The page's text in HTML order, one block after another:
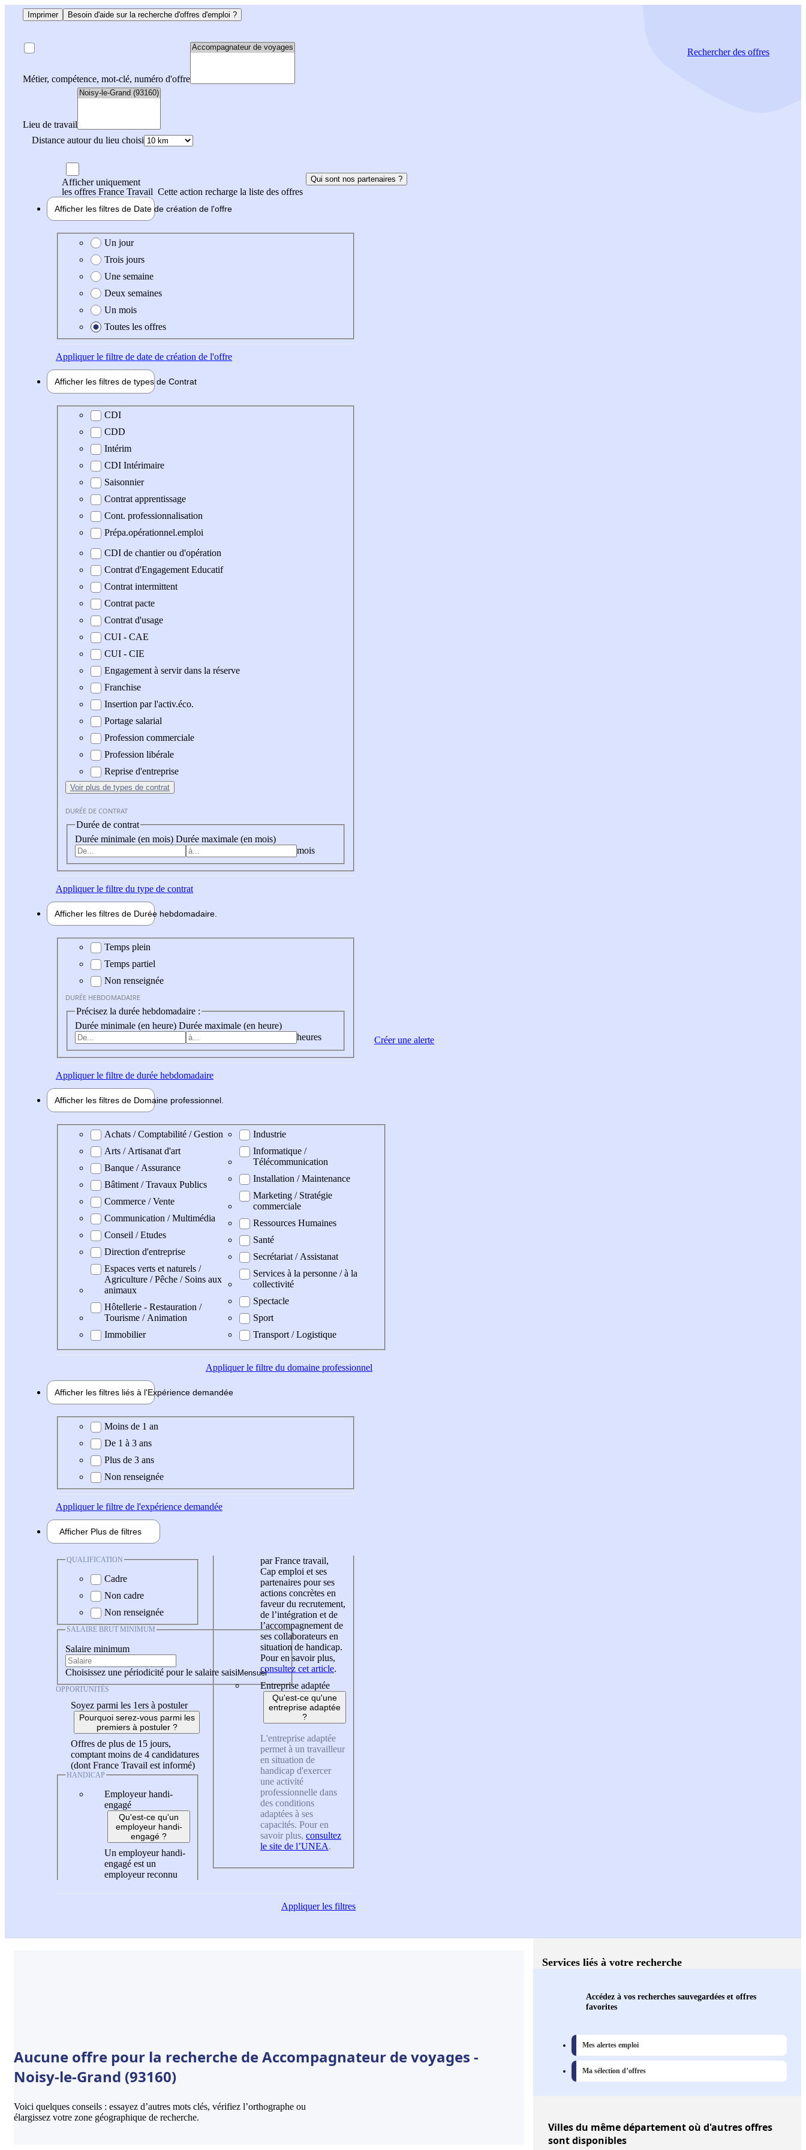
Imprimer Besoin d'aide sur la recherche d'offres d'emploi ?
Métier, compétence, mot-clé, numéro d'offre
Lieu de travail
Distance autour du lieu choisi
Rechercherdes offres
Afficher uniquement
les offres France Travail Cette action recharge la liste des offres
Qui sont nos partenaires ?
Afficher les filtres de Date de création de l'offre
Date de création de l'offre
Un jour
Trois jours
Une semaine
Deux semaines
Un mois
Toutes les offres
Appliquerle filtre de date de création de l'offre
Afficher les filtres de types de Contrat
Type de contrat
CDI
CDD
Intérim
CDI Intérimaire
Saisonnier
Contrat apprentissage
Cont. professionnalisation
Prépa.opérationnel.emploi
CDI de chantier ou d'opération
Contrat d'Engagement Educatif
Contrat intermittent
Contrat pacte
Contrat d'usage
CUI - CAE
CUI - CIE
Engagement à servir dans la réserve
Franchise
Insertion par l'activ.éco.
Portage salarial
Profession commerciale
Profession libérale
Reprise d'entreprise
Voir plus de types de contrat
DURÉE DE CONTRAT
Durée de contrat
Durée minimale (en mois) Durée maximale (en mois)
mois
Appliquerle filtre du type de contrat
Afficher les filtres de Durée hebdomadaire
Durée hebdomadaire
Temps plein
Temps partiel
Non renseignée
DURÉE HEBDOMADAIRE
Précisez la durée hebdomadaire :
Durée minimale (en heure) Durée maximale (en heure)
heures
Appliquerle filtre de durée hebdomadaire
Afficher les filtres de Domaine professionnel
Domaine professionel
Achats / Comptabilité / Gestion
Arts / Artisanat d'art
Banque / Assurance
Bâtiment / Travaux Publics
Commerce / Vente
Communication / Multimédia
Conseil / Etudes
Direction d'entreprise
Espaces verts et naturels /
Agriculture / Pêche / Soins aux
animaux
Hôtellerie - Restauration /
Tourisme / Animation
Immobilier
Industrie
Informatique /
Télécommunication
Installation / Maintenance
Marketing / Stratégie
commerciale
Ressources Humaines
Santé
Secrétariat / Assistanat
Services à la personne / à la
collectivité
Spectacle
Sport
Transport / Logistique
Appliquerle filtre du domaine professionnel
Afficher les filtres liés à l'Expérience demandée
Expérience demandée
Moins de 1 an
De 1 à 3 ans
Plus de 3 ans
Non renseignée
Appliquerle filtre de l'expérience demandée
Afficher Plus de filtres
QUALIFICATION
Cadre
Non cadre
Non renseignée
SALAIRE BRUT MINIMUM
Salaire minimum
Choisissez une périodicité pour le salaire saisi
OPPORTUNITÉS
Soyez parmi les 1ers à postuler
Pourquoi serez-vous parmi les
premiers à postuler ?
Offres de plus de 15 jours,
comptant moins de 4 candidatures
(dont France Travail est informé)
HANDICAP
Employeur handi-
engagé
Qu'est-ce qu'un
employeur handi-
engagé ?
Un employeur handi-
engagé est un
employeur reconnu
par France travail,
Cap emploi et ses
partenaires pour ses
actions concrètes en
faveur du recrutement,
de l’intégration et de
l’accompagnement de
ses collaborateurs en
situation de handicap.
Pour en savoir plus,
consultez cet article.
Entreprise adaptée
Qu'est-ce qu'une
entreprise adaptée
?
L'entreprise adaptée
permet à un travailleur
en situation de
handicap d'exercer
une activité
professionnelle dans
des conditions
adaptées à ses
capacités. Pour en
savoir plus, consultez
le site de l’UNEA.
Appliquerles filtres
Créer une alerte
Aucune offre pour la recherche de Accompagnateur de voyages -
Noisy-le-Grand (93160)
Voici quelques conseils : essayez d’autres mots clés, vérifiez l’orthographe ou
élargissez votre zone géographique de recherche.
Services liés à votre recherche
Accédez à vos recherches sauvegardées et offres
favorites
Mes alertes emploi
Ma sélection d’offres
Villesdu même département où d'autres offres
sont disponibles